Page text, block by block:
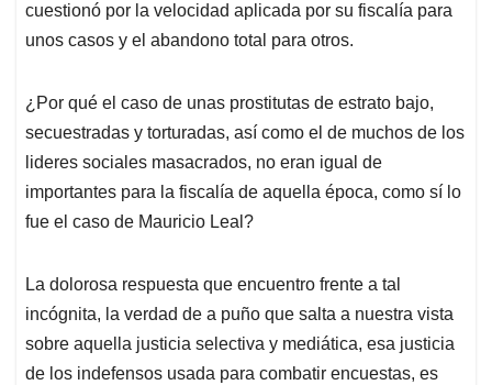
cuestionó por la velocidad aplicada por su fiscalía para
unos casos y el abandono total para otros.
¿Por qué el caso de unas prostitutas de estrato bajo,
secuestradas y torturadas, así como el de muchos de los
lideres sociales masacrados, no eran igual de
importantes para la fiscalía de aquella época, como sí lo
fue el caso de Mauricio Leal?
La dolorosa respuesta que encuentro frente a tal
incógnita, la verdad de a puño que salta a nuestra vista
sobre aquella justicia selectiva y mediática, esa justicia
de los indefensos usada para combatir encuestas, es